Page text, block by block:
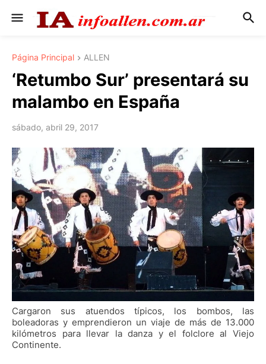
Página Principal ALLEN
‘Retumbo Sur’ presentará su
malambo en España
sábado, abril 29, 2017
Cargaron sus atuendos típicos, los bombos, las
boleadoras y emprendieron un viaje de más de 13.000
kilómetros para llevar la danza y el folclore al Viejo
Continente.